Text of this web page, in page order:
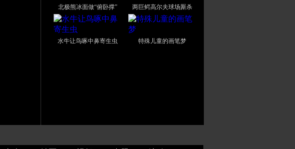
北极熊冰面做“俯卧撑” 两巨鳄高尔夫球场厮杀
水牛让鸟啄中鼻寄生虫 特殊儿童的画笔梦